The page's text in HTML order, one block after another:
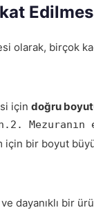
olarak, birçok
için doğru
Mezuranın
için bir boyut
dayanıklı bir